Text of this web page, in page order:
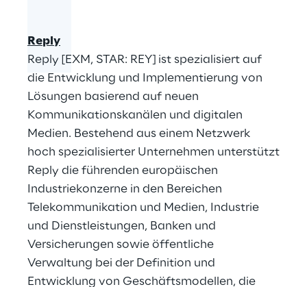
Reply
Reply [EXM, STAR: REY] ist spezialisiert auf
die Entwicklung und Implementierung von
Lösungen basierend auf neuen
Kommunikationskanälen und digitalen
Medien. Bestehend aus einem Netzwerk
hoch spezialisierter Unternehmen unterstützt
Reply die führenden europäischen
Industriekonzerne in den Bereichen
Telekommunikation und Medien, Industrie
und Dienstleistungen, Banken und
Versicherungen sowie öffentliche
Verwaltung bei der Definition und
Entwicklung von Geschäftsmodellen, die